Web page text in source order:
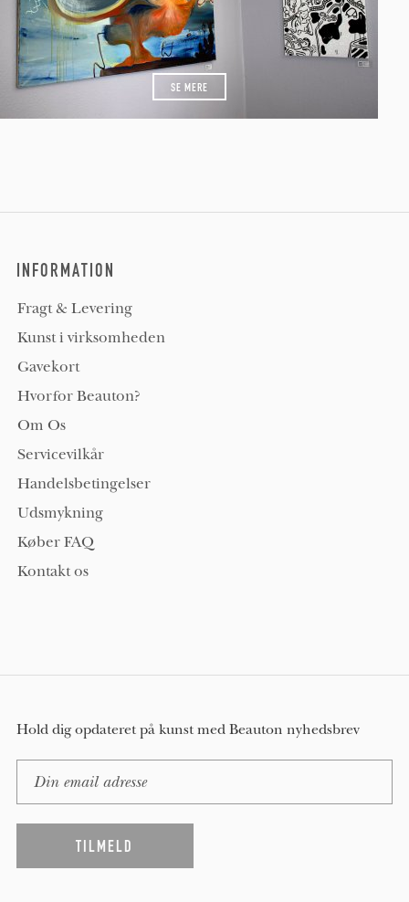
SE MERE
INFORMATION
Fragt & Levering
Kunst i virksomheden
Gavekort
Hvorfor Beauton?
Om Os
Servicevilkår
Handelsbetingelser
Udsmykning
Køber FAQ
Kontakt os
Hold dig opdateret på kunst med Beauton nyhedsbrev